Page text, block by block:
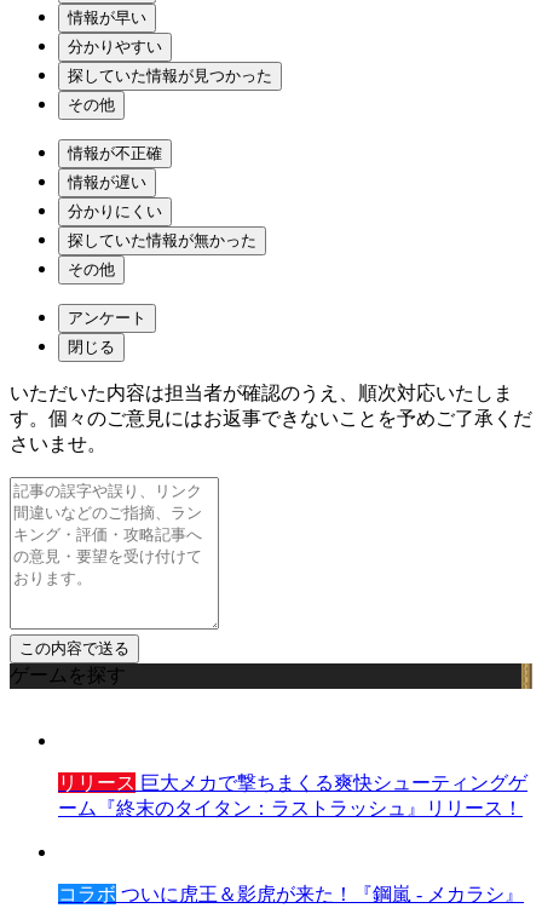
情報が早い
分かりやすい
探していた情報が見つかった
その他
情報が不正確
情報が遅い
分かりにくい
探していた情報が無かった
その他
アンケート
閉じる
いただいた内容は担当者が確認のうえ、順次対応いたしま
す。個々のご意見にはお返事できないことを予めご了承くだ
さいませ。
ゲームを探す
リリース 巨大メカで撃ちまくる爽快シューティングゲ
ーム『終末のタイタン：ラストラッシュ』リリース！
コラボ ついに虎王＆影虎が来た！『鋼嵐 - メカラシ』